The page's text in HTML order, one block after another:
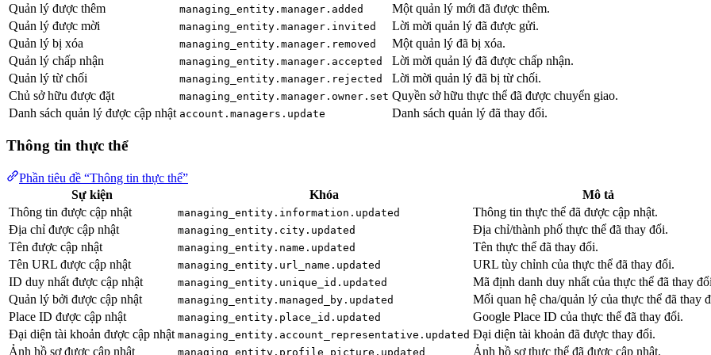
Quản lý được thêm
managing_entity.manager.added
Một quản lý mới đã được thêm.
Quản lý được mời
managing_entity.manager.invited
Lời mời quản lý đã được gửi.
Quản lý bị xóa
managing_entity.manager.removed
Một quản lý đã bị xóa.
Quản lý chấp nhận
managing_entity.manager.accepted
Lời mời quản lý đã được chấp nhận.
Quản lý từ chối
managing_entity.manager.rejected
Lời mời quản lý đã bị từ chối.
Chủ sở hữu được đặt
managing_entity.manager.owner.set Quyền sở hữu thực thể đã được chuyển giao.
Danh sách quản lý được cập nhật account.managers.update Danh sách quản lý đã thay đổi.
Thông tin thực thể
Phần tiêu đề “Thông tin thực thể”
Sự kiện
Khóa
Mô tả
Thông tin được cập nhật
managing_entity.information.updated
Thông tin thực thể đã được cập nhật.
Địa chỉ được cập nhật
managing_entity.city.updated
Địa chỉ/thành phố thực thể đã thay đổi.
Tên được cập nhật
managing_entity.name.updated
Tên thực thể đã thay đổi.
Tên URL được cập nhật
managing_entity.url_name.updated
URL tùy chỉnh của thực thể đã thay đổi.
ID duy nhất được cập nhật
managing_entity.unique_id.updated
Mã định danh duy nhất của thực thể đã thay
Quản lý bởi được cập nhật
managing_entity.managed_by.updated
Mối quan hệ cha/quản lý của thực thể đã thay
Place ID được cập nhật
managing_entity.place_id.updated
Google Place ID của thực thể đã thay đổi.
Đại diện tài khoản được cập nhật managing_entity.account_representative.updated Đại diện tài khoản đã được thay đổi.
Ảnh hồ sơ được cập nhật
managing_entity.profile_picture.updated Ảnh hồ sơ thực thể đã được cập nhật.